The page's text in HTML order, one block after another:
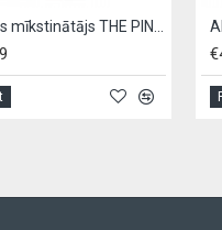
Veļas mīkstinātājs THE PINK STUFF,- 960ml